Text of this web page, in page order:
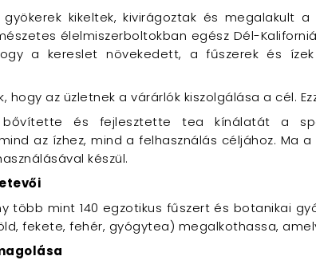
kikeltek, kivirágoztak és megalakult
élelmiszerboltokban egész Dél-
a kereslet növekedett, a fűszerek és
hogy az üzletnek a várárlók kiszolgálása a cél.
és fejlesztette tea kínálatát a
az ízhez, mind a felhasználás céljához. Ma
készül.
több mint 140 egzotikus fűszert és botanikai
fekete, fehér, gyógytea) megalkothassa,